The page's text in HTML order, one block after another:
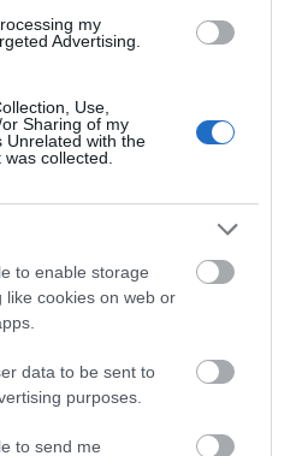
my
Advertising.
Use,
Sharing of my
Unrelated with the
collected.
to enable storage
like cookies on web or
data to be sent to
purposes.
to send me
και την δεκαετία του 1970
φωτογραφία γίνεται μνήμη
μπαρκάρει…
πυρκαγιάς στις
ΤΟΥΡΙΣΜΟ: Η φέρουσα
ΚΑΛΟΚΑΙΡΙΝΑ